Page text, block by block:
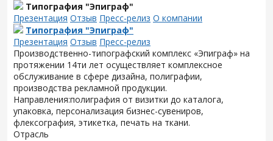
Типография "Эпиграф"
Презентация Отзыв Пресс-релиз О компании
Типография "Эпиграф"
Презентация Отзыв Пресс-релиз
Производственно-типографский комплекс «Эпиграф» на
протяжении 14ти лет осуществляет комплексное
обслуживание в сфере дизайна, полиграфии,
производства рекламной продукции.
Направления:полиграфия от визитки до каталога,
упаковка, персонализация бизнес-сувениров,
флексография, этикетка, печать на ткани.
Отрасль